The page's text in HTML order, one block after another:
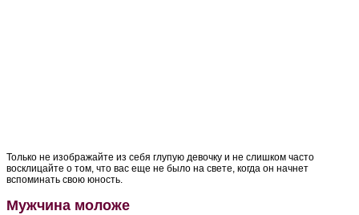
Только не изображайте из себя глупую девочку и не слишком часто
восклицайте о том, что вас еще не было на свете, когда он начнет
вспоминать свою юность.
Мужчина моложе